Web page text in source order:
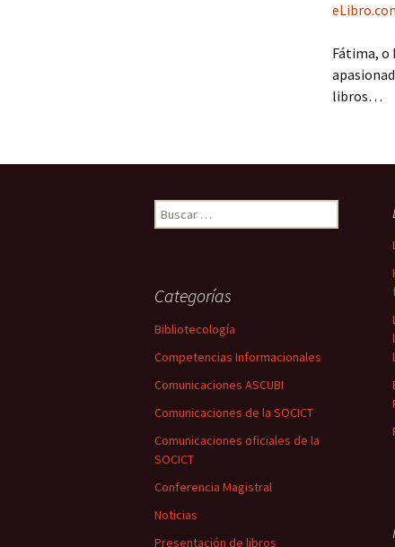
Fátima, o
libros…
Buscar:
Categorías
Bibliotecología
Competencias Informacionales
Comunicaciones ASCUBI
Comunicaciones de la SOCICT
Comunicaciones oficiales de la
SOCICT
Conferencia Magistral
Noticias
Presentación de libros